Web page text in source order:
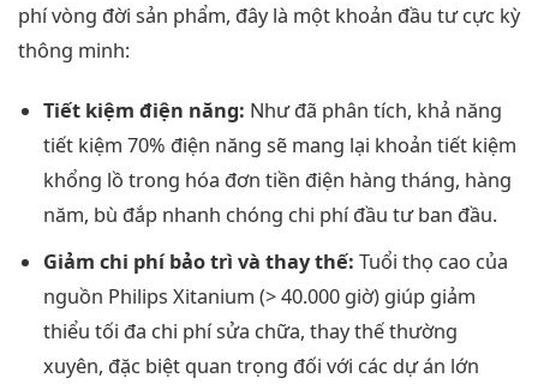
phí vòng đời sản phẩm, đây là một khoản đầu tư cực kỳ
thông minh:
Tiết kiệm điện năng: Như đã phân tích, khả năng
tiết kiệm 70% điện năng sẽ mang lại khoản tiết kiệm
khổng lồ trong hóa đơn tiền điện hàng tháng, hàng
năm, bù đắp nhanh chóng chi phí đầu tư ban đầu.
Giảm chi phí bảo trì và thay thế: Tuổi thọ cao của
nguồn Philips Xitanium (> 40.000 giờ) giúp giảm
thiểu tối đa chi phí sửa chữa, thay thế thường
xuyên, đặc biệt quan trọng đối với các dự án lớn